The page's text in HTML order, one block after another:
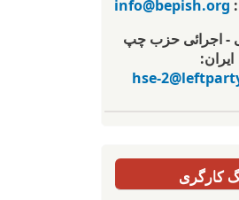
info@bepish.org
- اجرائی حزب چپ
ایران:
hse-
کارگری